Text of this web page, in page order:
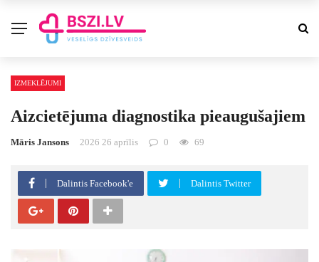
IZMEKLĒJUMI
Aizcietējuma diagnostika pieaugušajiem
Māris Jansons 2026 26 aprīlis 0 69
Dalintis Facebook'e Dalintis Twitter